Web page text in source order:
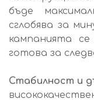
бъде
сглобява за
кампанията
готова за
Стабилност и